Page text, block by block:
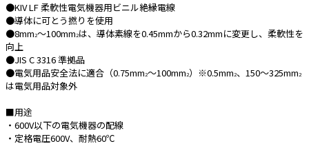
その他
e431オリジナル
暑さ対策
販売終了品
●KIV LF 柔軟性電気機器用ビニル絶縁電線
●導体に可とう撚りを使用
●8mm2～100mm2は、導体素線を0.45mmから0.32mmに変更し、柔軟性を
向上
●JIS C 3316 準拠品
●電気用品安全法に適合（0.75mm2～100mm2）※0.5mm2、150～325mm2
は電気用品対象外
■用途
・600V以下の電気機器の配線
・定格電圧600V、耐熱60℃